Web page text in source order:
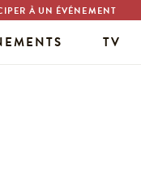
À UN ÉVÉNEMENT
TV